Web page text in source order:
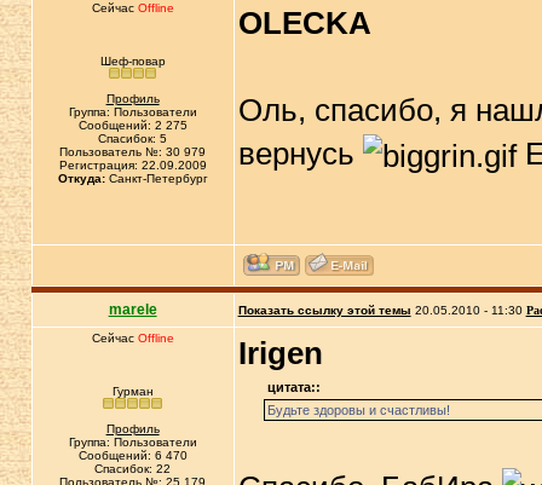
Сейчас Offline
Шеф-повар
Профиль
Группа: Пользователи
Сообщений: 2 275
Спасибок: 5
Пользователь №: 30 979
Регистрация: 22.09.2009
Откуда:Санкт-Петербург
OLECKA
Оль, спасибо, я
вернусь
marele Показать ссылку этой темы 20.05.2010 - 11:30
Сейчас Offline
Гурман
Профиль
Группа: Пользователи
Сообщений: 6 470
Спасибок: 22
Пользователь №: 25 179
Irigen
цитата::
Будьте здоровы и счастливы!